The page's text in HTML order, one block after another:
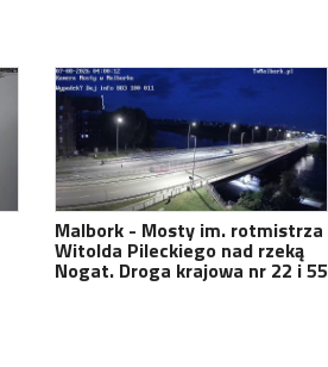
Malbork - Mosty im. rotmistrza
Witolda Pileckiego nad rzeką
Nogat. Droga krajowa nr 22 i 55